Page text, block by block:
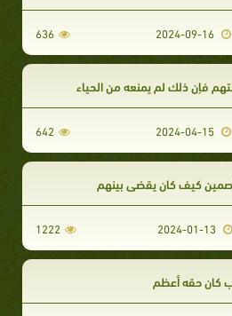
2024-09-16
636
فإن ذلك لم يمنعه من الحياء
2024-04-15
642
كيف كان يقضي بينهم
2024-01-13
1222
كان حقه أعظم